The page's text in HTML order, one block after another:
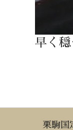
早く
栗駒国